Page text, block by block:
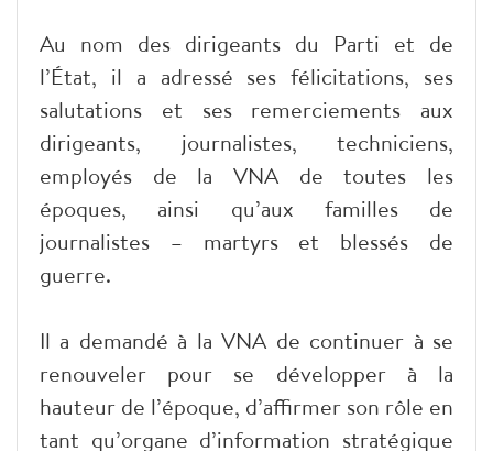
Au nom des dirigeants du Parti et de
l’État, il a adressé ses félicitations, ses
salutations et ses remerciements aux
dirigeants, journalistes, techniciens,
employés de la VNA de toutes les
époques, ainsi qu’aux familles de
journalistes – martyrs et blessés de
guerre.
Il a demandé à la VNA de continuer à se
renouveler pour se développer à la
hauteur de l’époque, d’affirmer son rôle en
tant qu’organe d’information stratégique